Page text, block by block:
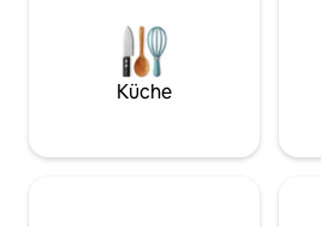
Haustiere erlaubt. Auf dem
sind keine aggressiven Hunde
Küche